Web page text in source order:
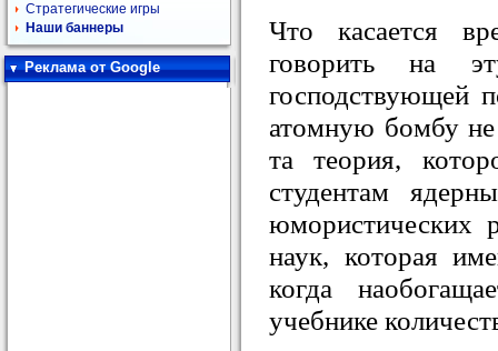
Стратегические игры
Наши баннеры
Реклама от Google
Что касается
говорить на
господствующей
атомную бомбу
та теория,
студентам
юмористических
наук, которая
когда
учебнике